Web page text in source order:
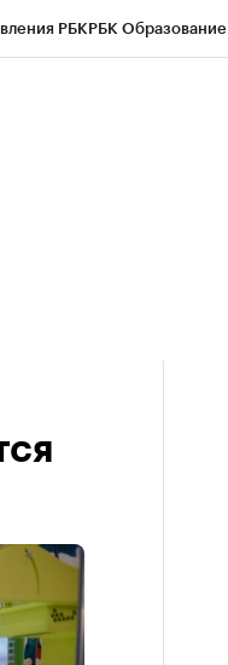
РБКРБК Образование